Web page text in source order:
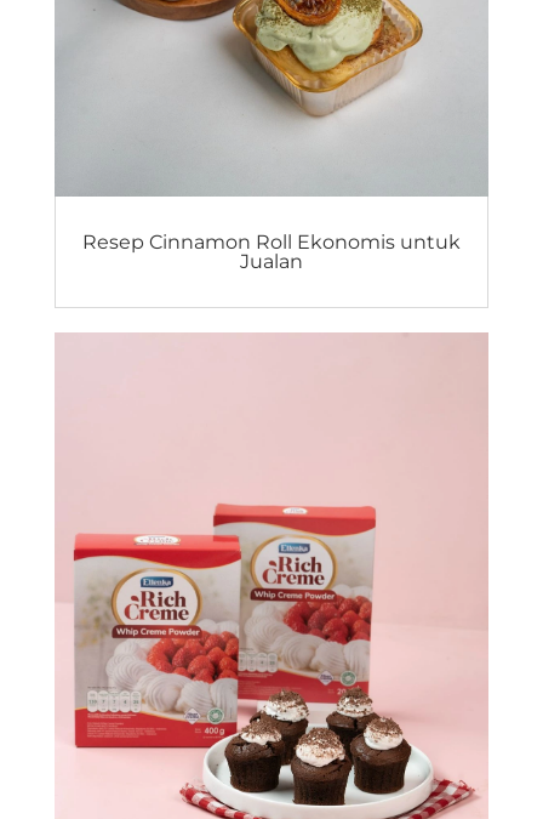
Resep Cinnamon Roll Ekonomis untuk
Jualan